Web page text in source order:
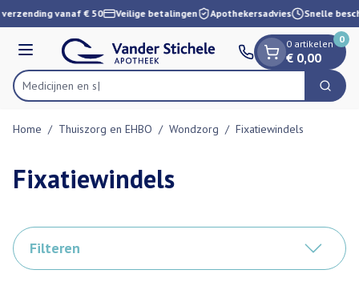
Ga naar de inhoud
1 van 1vanaf € 50 Veilige betalingen Apothekersadvies Snelle
Menu
Product, merk, categorie... Zoek
0 artikelen
€ 0,00
0
Home / Thuiszorg en EHBO / Wondzorg / Fixatiewindels
Fixatiewindels
Filteren